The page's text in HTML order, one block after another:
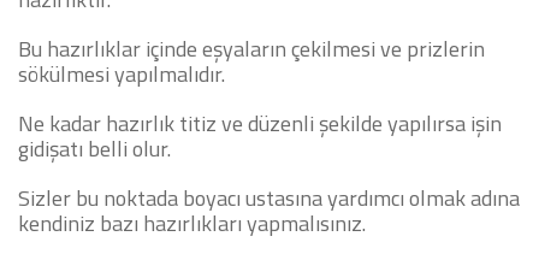
Bu hazırlıklar içinde eşyaların çekilmesi ve prizlerin
sökülmesi yapılmalıdır.
Ne kadar hazırlık titiz ve düzenli şekilde yapılırsa işin
gidişatı belli olur.
Sizler bu noktada boyacı ustasına yardımcı olmak adına
kendiniz bazı hazırlıkları yapmalısınız.